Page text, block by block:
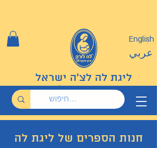
ליגת לה לצ'ה ישראל
English
عربي
חנות הספרים של ליגת לה